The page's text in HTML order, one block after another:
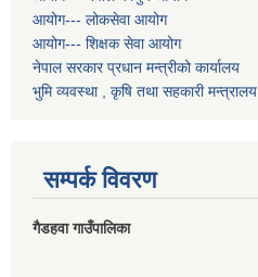
आयोग--- लोकसेवा आयोग
आयोग--- शिक्षक सेवा आयोग
नेपाल सरकार प्रधान मन्त्रीको कार्यालय
भुमि व्यवस्था , कृषि तथा सहकारी मन्त्रालय
सम्पर्क विवरण
गैडहवा गाउँपालिका